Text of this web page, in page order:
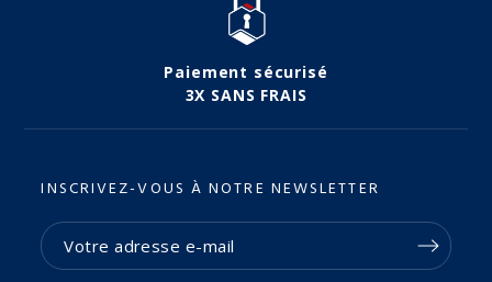
Paiement sécurisé
3X SANS FRAIS
INSCRIVEZ-VOUS À NOTRE NEWSLETTER